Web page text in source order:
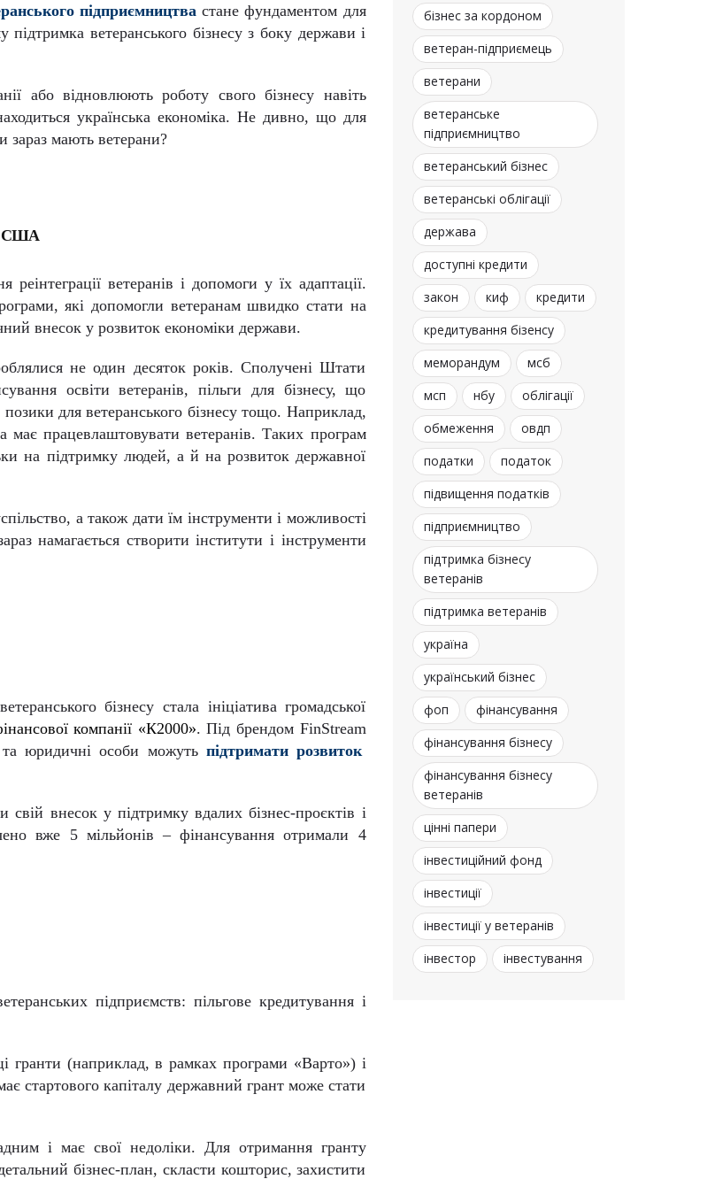
підприємництва стане фундаментом для
підтримка ветеранського бізнесу з боку держави і
або відновлюють роботу свого бізнесу навіть
українська економіка. Не дивно, що для
зараз мають ветерани?
США
ветеранів і допомоги у їх адаптації.
які допомогли ветеранам швидко стати на
внесок у розвиток економіки держави.
не один десяток років. Сполучені Штати
освіти ветеранів, пільги для бізнесу, що
для ветеранського бізнесу тощо. Наприклад,
працевлаштовувати ветеранів. Таких програм
на підтримку людей, а й на розвиток державної
а також дати їм інструменти і можливості
намагається створити інститути і інструменти
бізнесу стала ініціатива громадської
компанії «К2000». Під брендом FinStream
та юридичні особи можуть підтримати розвиток
внесок у підтримку вдалих бізнес-проєктів і
вже 5 мільйонів – фінансування отримали 4
підприємств: пільгове кредитування і
гранти (наприклад, в рамках програми «Варто») і
стартового капіталу державний грант може стати
і має свої недоліки. Для отримання гранту
бізнес-план, скласти кошторис, захистити
бізнес за кордоном
ветеран-підприємець
ветерани
ветеранське
підприємництво
ветеранський бізнес
ветеранські облігації
держава
доступні кредити
закон
киф
кредити
кредитування бізенсу
меморандум
мсб
мсп
нбу
облігації
обмеження
овдп
податки
податок
підвищення податків
підприємництво
підтримка бізнесу
ветеранів
підтримка ветеранів
україна
український бізнес
фоп
фінансування
фінансування бізнесу
фінансування бізнесу
ветеранів
цінні папери
інвестиційний фонд
інвестиції
інвестиції у ветеранів
інвестор
інвестування